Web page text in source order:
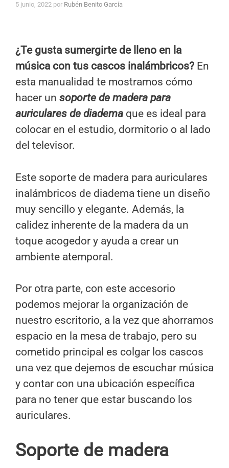
5 junio, 2022 por Rubén Benito García
¿Te gusta sumergirte de lleno en la
música con tus cascos inalámbricos? En
esta manualidad te mostramos cómo
hacer un soporte de madera para
auriculares de diadema que es ideal para
colocar en el estudio, dormitorio o al lado
del televisor.
Este soporte de madera para auriculares
inalámbricos de diadema tiene un diseño
muy sencillo y elegante. Además, la
calidez inherente de la madera da un
toque acogedor y ayuda a crear un
ambiente atemporal.
Por otra parte, con este accesorio
podemos mejorar la organización de
nuestro escritorio, a la vez que ahorramos
espacio en la mesa de trabajo, pero su
cometido principal es colgar los cascos
una vez que dejemos de escuchar música
y contar con una ubicación específica
para no tener que estar buscando los
auriculares.
Soporte de madera